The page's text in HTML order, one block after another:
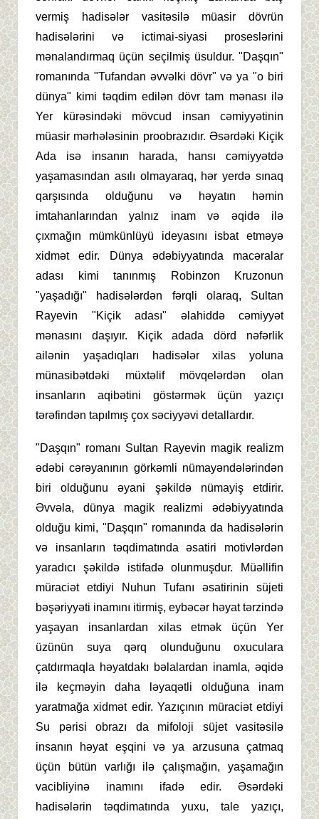
vermiş hadisələr vasitəsilə müasir dövrün
hadisələrini və ictimai-siyasi proseslərini
mənalandırmaq üçün seçilmiş üsuldur. "Daşqın"
romanında "Tufandan əvvəlki dövr" və ya "o biri
dünya" kimi təqdim edilən dövr tam mənası ilə
Yer kürəsindəki mövcud insan cəmiyyətinin
müasir mərhələsinin proobrazıdır. Əsərdəki Kiçik
Ada isə insanın harada, hansı cəmiyyətdə
yaşamasından asılı olmayaraq, hər yerdə sınaq
qarşısında olduğunu və həyatın həmin
imtahanlarından yalnız inam və əqidə ilə
çıxmağın mümkünlüyü ideyasını isbat etməyə
xidmət edir. Dünya ədəbiyyatında macəralar
adası kimi tanınmış Robinzon Kruzonun
"yaşadığı" hadisələrdən fərqli olaraq, Sultan
Rayevin "Kiçik adası" əlahiddə cəmiyyət
mənasını daşıyır. Kiçik adada dörd nəfərlik
ailənin yaşadıqları hadisələr xilas yoluna
münasibətdəki müxtəlif mövqelərdən olan
insanların aqibətini göstərmək üçün yazıçı
tərəfindən tapılmış çox səciyyəvi detallardır.
"Daşqın" romanı Sultan Rayevin magik realizm
ədəbi cərəyanının görkəmli nümayəndələrindən
biri olduğunu əyani şəkildə nümayiş etdirir.
Əvvəla, dünya magik realizmi ədəbiyyatında
olduğu kimi, "Daşqın" romanında da hadisələrin
və insanların təqdimatında əsatiri motivlərdən
yaradıcı şəkildə istifadə olunmuşdur. Müəllifin
müraciət etdiyi Nuhun Tufanı əsatirinin süjeti
bəşəriyyəti inamını itirmiş, eybəcər həyat tərzində
yaşayan insanlardan xilas etmək üçün Yer
üzünün suya qərq olunduğunu oxuculara
çatdırmaqla həyatdakı bəlalardan inamla, əqidə
ilə keçməyin daha ləyaqətli olduğuna inam
yaratmağa xidmət edir. Yazıçının müraciət etdiyi
Su pərisi obrazı da mifoloji süjet vasitəsilə
insanın həyat eşqini və ya arzusuna çatmaq
üçün bütün varlığı ilə çalışmağın, yaşamağın
vacibliyinə inamını ifadə edir. Əsərdəki
hadisələrin təqdimatında yuxu, tale yazıçı,